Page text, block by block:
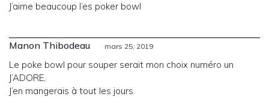
J’aime beaucoup l’es poker bowl
Manon Thibodeau mars 25, 2019
Le poke bowl pour souper serait mon choix numéro un
J’ADORE,
J’en mangerais à tout les jours.